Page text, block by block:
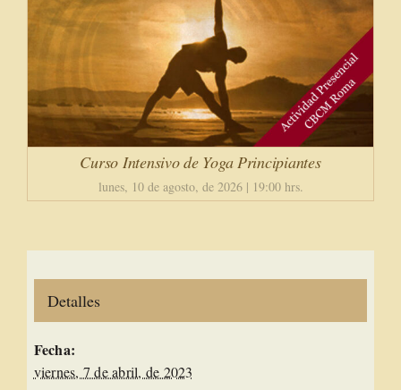
Curso Intensivo de Yoga Principiantes
lunes, 10 de agosto, de 2026 | 19:00 hrs.
Detalles
Fecha:
viernes, 7 de abril, de 2023